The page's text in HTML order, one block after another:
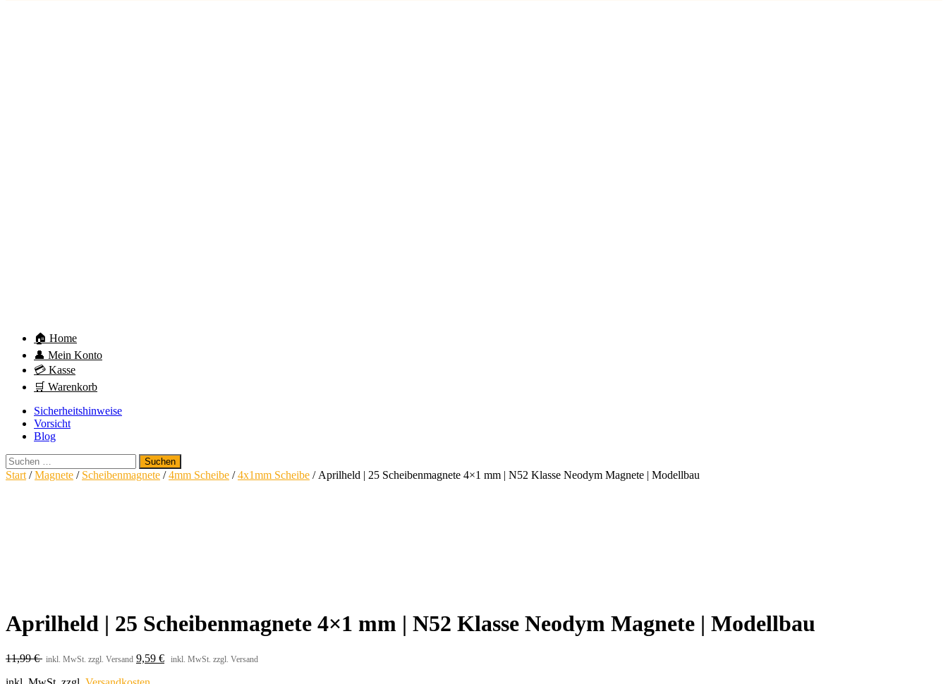
🏠 Home
👤 Mein Konto
💳 Kasse
🛒 Warenkorb
Sicherheitshinweise
Vorsicht
Blog
Suchen
nach:
Start /Magnete / Scheibenmagnete /4mm Scheibe /4x1mm Scheibe / Aprilheld | 25 Scheibenmagnete 4×1 mm | N52 Klasse Neodym Magnete | Modellbau
Aprilheld | 25 Scheibenmagnete 4×1 mm | N52 Klasse Neodym Magnete | Modellbau
11,99€ inkl. MwSt. zzgl. Versand 9,59 € inkl. MwSt. zzgl. Versand